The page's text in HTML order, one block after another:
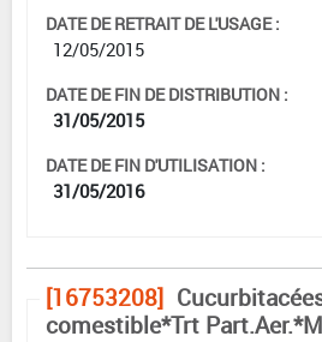
DATE DE RETRAIT DE L'USAGE :
12/05/2015
DATE DE FIN DE DISTRIBUTION :
31/05/2015
DATE DE FIN D'UTILISATION :
31/05/2016
[16753208]
comestible*Trt